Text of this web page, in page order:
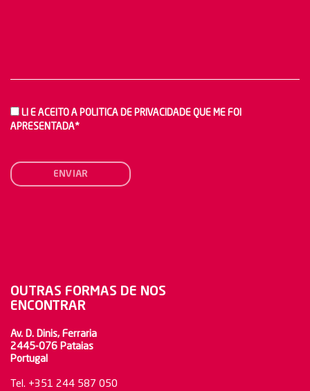
LI E ACEITO A POLITICA DE PRIVACIDADE QUE ME FOI
APRESENTADA*
ENVIAR
OUTRAS FORMAS DE NOS
ENCONTRAR
Av. D. Dinis, Ferraria
2445-076 Pataias
Portugal
Tel. +351 244 587 050